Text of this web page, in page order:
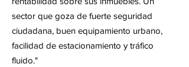
sector que goza de fuerte seguridad
ciudadana, buen equipamiento urbano,
facilidad de estacionamiento y tráfico
fluido."